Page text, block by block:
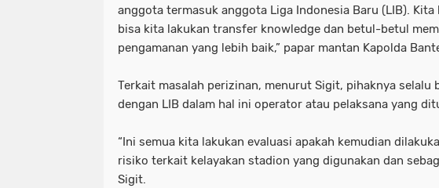
anggota termasuk anggota Liga Indonesia Baru (LIB). Kita
bisa kita lakukan transfer knowledge dan betul-betul
pengamanan yang lebih baik,” papar mantan Kapolda
Terkait masalah perizinan, menurut Sigit, pihaknya selalu
dengan LIB dalam hal ini operator atau pelaksana yang
“Ini semua kita lakukan evaluasi apakah kemudian
risiko terkait kelayakan stadion yang digunakan dan
Sigit.